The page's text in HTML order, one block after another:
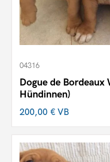
04316
Dogue de Bordeaux
Hündinnen)
200,00 €VB